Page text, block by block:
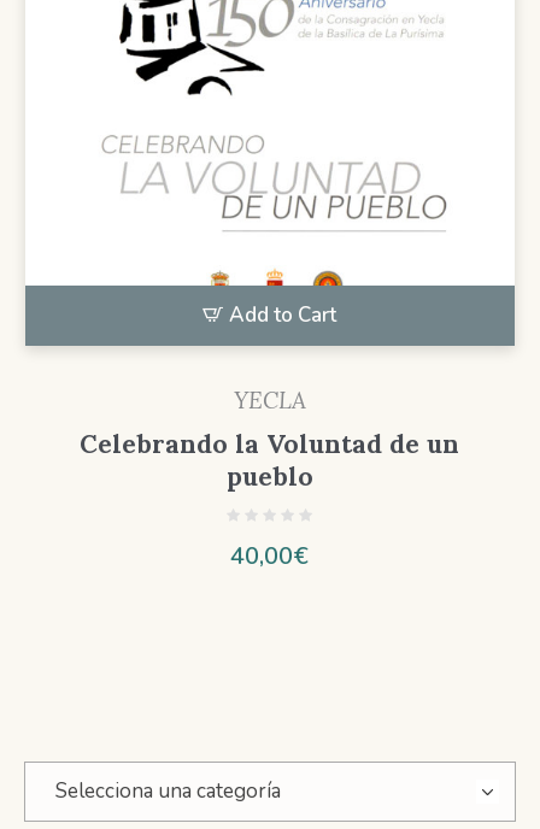
Add to Cart
YECLA
Celebrando la Voluntad de un
pueblo
40,00€
Selecciona una categoría